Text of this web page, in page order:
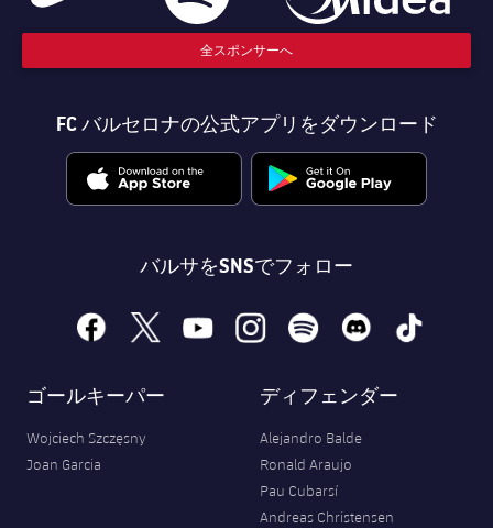
全スポンサーへ
FC バルセロナの公式アプリをダウンロード
バルサをSNSでフォロー
facebook
x youtubeinstagramspotify discord tiktok
ゴールキーパー
Wojciech Szczęsny
Joan Garcia
ディフェンダー
Alejandro Balde
Ronald Araujo
Pau Cubarsí
Andreas Christensen